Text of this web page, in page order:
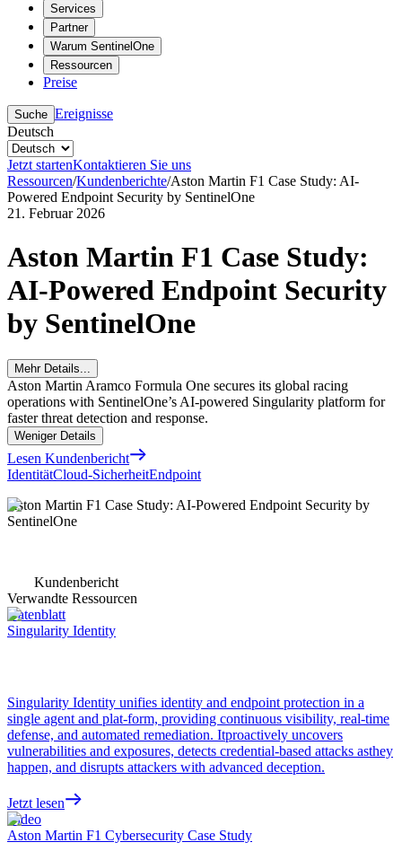
Services
Partner
Warum SentinelOne
Ressourcen
Preise
Suche Ereignisse
Deutsch
Jetzt startenKontaktieren Sie uns
Ressourcen/Kundenberichte/Aston Martin F1 Case Study: AI-
Powered Endpoint Security by SentinelOne
21. Februar 2026
Aston Martin F1 Case Study:
AI-Powered Endpoint Security
by SentinelOne
Mehr Details...
Aston Martin Aramco Formula One secures its global racing
operations with SentinelOne’s AI-powered Singularity platform for
faster threat detection and response.
Weniger Details
Lesen Kundenbericht
IdentitätCloud-SicherheitEndpoint
Aston Martin F1 Case Study: AI-Powered Endpoint Security by
SentinelOne
Kundenbericht
Verwandte Ressourcen
Datenblatt
Singularity Identity
Singularity Identity unifies identity and endpoint protection in a
single agent and plat-form, providing continuous visibility, real-time
defense, and automated remediation. Itproactively uncovers
vulnerabilities and exposures, detects credential-based attacks asthey
happen, and disrupts attackers with advanced deception.
Jetzt lesen
Video
Aston Martin F1 Cybersecurity Case Study